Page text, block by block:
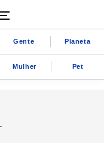
Gente Planeta
Mulher Pet